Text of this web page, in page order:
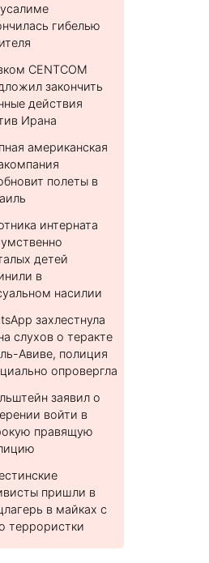
гибелью
CENTCOM
закончить
действия
Ирана
американская
полеты в
интерната
детей
в
насилии
захлестнула
слухов о теракте
Авиве, полиция
опровергла
заявил о
войти в
правящую
пришли в
в майках с
террористки